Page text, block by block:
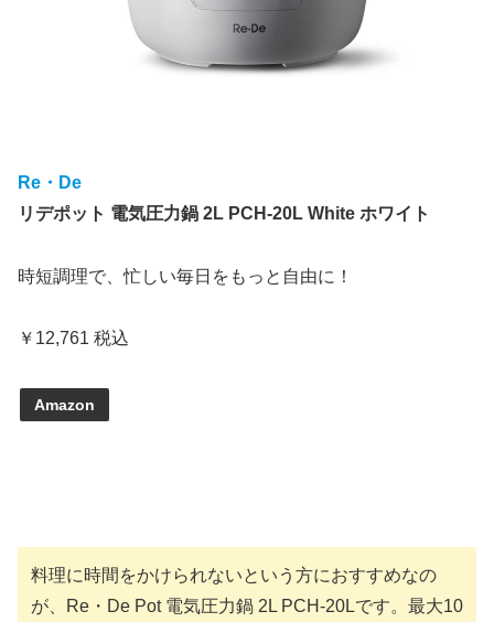
Re・De
リデポット 電気圧力鍋 2L PCH-20L White ホワイト
時短調理で、忙しい毎日をもっと自由に！
￥12,761 税込
Amazon
料理に時間をかけられないという方におすすめなの
が、Re・De Pot 電気圧力鍋 2L PCH-20Lです。最大10